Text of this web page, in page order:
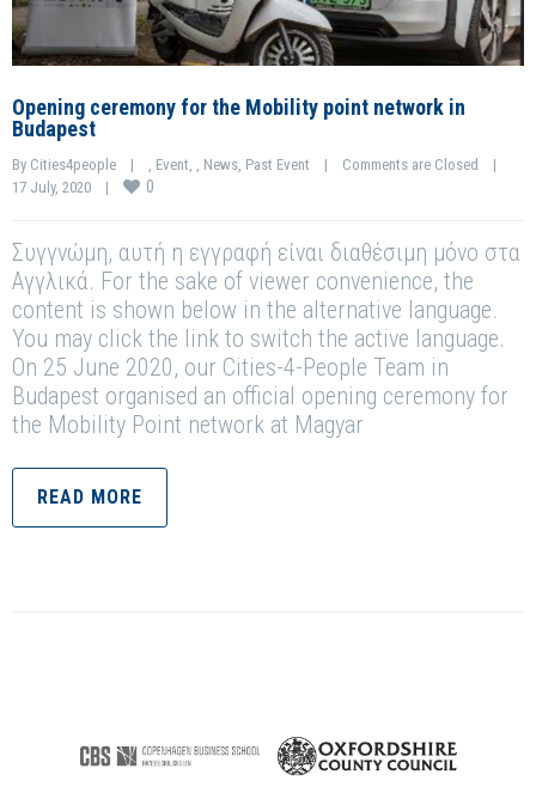
Opening ceremony for the Mobility point network in
Budapest
By Cities4people | Event News Past Event | Comments are Closed
|
17 July, 2020 | 0
Συγγνώμη, αυτή η εγγραφή είναι διαθέσιμη μόνο στα
Αγγλικά. For the sake of viewer convenience, the
content is shown below in the alternative language.
You may click the link to switch the active language.
On 25 June 2020, our Cities-4-People Team in
Budapest organised an official opening ceremony for
the Mobility Point network at Magyar
READ MORE